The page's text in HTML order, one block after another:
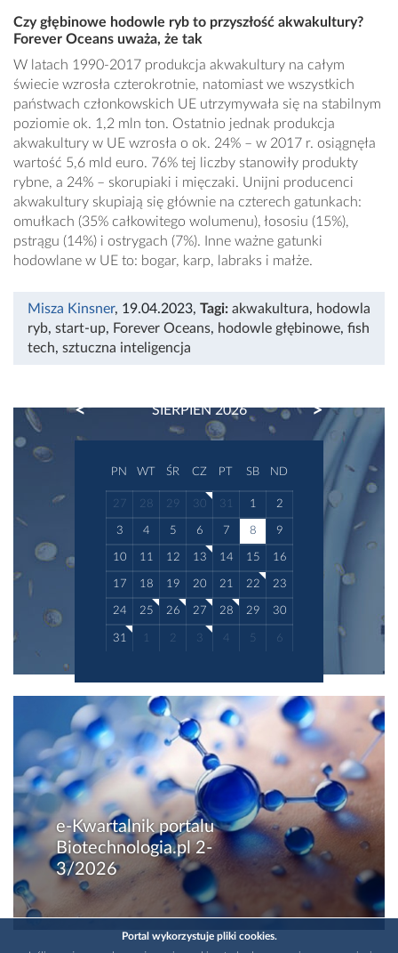
Czy głębinowe hodowle ryb to przyszłość akwakultury?
Forever Oceans uważa, że tak
W latach 1990-2017 produkcja akwakultury na całym
świecie wzrosła czterokrotnie, natomiast we wszystkich
państwach członkowskich UE utrzymywała się na stabilnym
poziomie ok. 1,2 mln ton. Ostatnio jednak produkcja
akwakultury w UE wzrosła o ok. 24% – w 2017 r. osiągnęła
wartość 5,6 mld euro. 76% tej liczby stanowiły produkty
rybne, a 24% – skorupiaki i mięczaki. Unijni producenci
akwakultury skupiają się głównie na czterech gatunkach:
omułkach (35% całkowitego wolumenu), łososiu (15%),
pstrągu (14%) i ostrygach (7%). Inne ważne gatunki
hodowlane w UE to: bogar, karp, labraks i małże.
Misza Kinsner, 19.04.2023, Tagi: akwakultura, hodowla
ryb, start-up, Forever Oceans, hodowle głębinowe, fish
tech, sztuczna inteligencja
SIERPIEŃ 2026
PREVIOUS NEXT
PN WT ŚR CZ PT SB ND
27 28 29 30 31 1 2
3 4 5 6 7 8 9
10 11 12 13 14 15 16
17 18 19 20 21 22 23
24 25 26 27 28 29 30
31 1 2 3 4 5 6
e-Kwartalnik portalu
Biotechnologia.pl 2-
3/2026
Portal wykorzystuje pliki cookies.